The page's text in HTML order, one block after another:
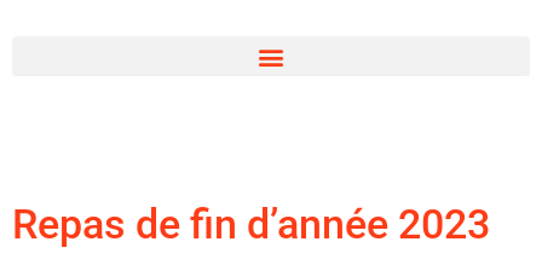
Repas de fin d’année 2023